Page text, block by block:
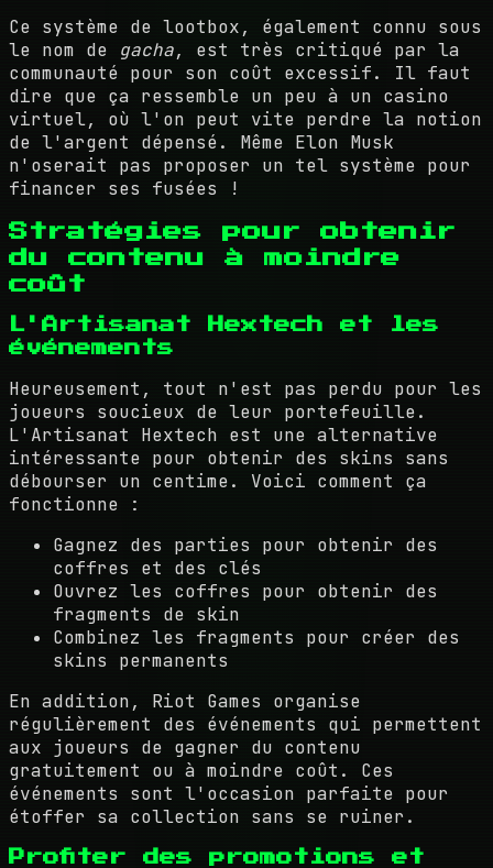
Ce système de lootbox, également connu sous
le nom de gacha, est très critiqué par la
communauté pour son coût excessif. Il faut
dire que ça ressemble un peu à un casino
virtuel, où l'on peut vite perdre la notion
de l'argent dépensé. Même Elon Musk
n'oserait pas proposer un tel système pour
financer ses fusées !
Stratégies pour obtenir
du contenu à moindre
coût
L'Artisanat Hextech et les
événements
Heureusement, tout n'est pas perdu pour les
joueurs soucieux de leur portefeuille.
L'Artisanat Hextech est une alternative
intéressante pour obtenir des skins sans
débourser un centime. Voici comment ça
fonctionne :
Gagnez des parties pour obtenir des
coffres et des clés
Ouvrez les coffres pour obtenir des
fragments de skin
Combinez les fragments pour créer des
skins permanents
En addition, Riot Games organise
régulièrement des événements qui permettent
aux joueurs de gagner du contenu
gratuitement ou à moindre coût. Ces
événements sont l'occasion parfaite pour
étoffer sa collection sans se ruiner.
Profiter des promotions et